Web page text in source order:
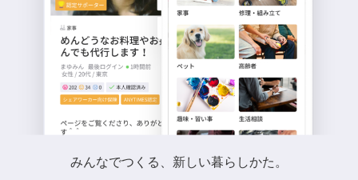
みんなでつくる、新しい暮らしかた。